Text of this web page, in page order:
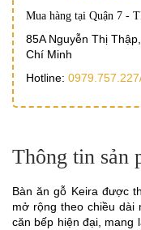
Mua hàng tại Quận 7 -
85A Nguyễn Thị
Chí Minh
Hotline:
Thông tin sản
Bàn ăn gỗ Keira được
mở rộng theo chiều dài
căn bếp hiện đại, mang